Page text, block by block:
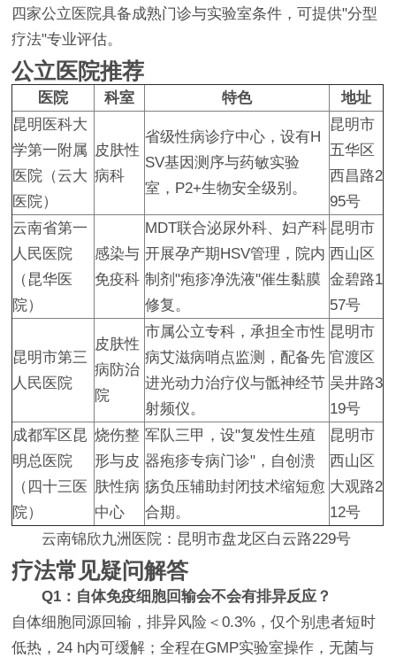
四家公立医院具备成熟门诊与实验室条件，可提供"分型
疗法"专业评估。
公立医院推荐
医院 科室 特色
地址
昆明医科大
学第一附属
医院（云大
医院）
皮肤性
病科
省级性病诊疗中心，设有H
SV基因测序与药敏实验
室，P2+生物安全级别。
昆明市
五华区
西昌路2
95号
云南省第一
人民医院
（昆华医
院）
感染与
免疫科
MDT联合泌尿外科、妇产科
开展孕产期HSV管理，院内
制剂"疱疹净洗液"催生黏膜
修复。
昆明市
西山区
金碧路1
57号
昆明市第三
人民医院
皮肤性
病防治
院
市属公立专科，承担全市性
病艾滋病哨点监测，配备先
进光动力治疗仪与骶神经节
射频仪。
昆明市
官渡区
吴井路3
19号
成都军区昆
明总医院
（四十三医
院）
烧伤整
形与皮
肤性病
中心
军队三甲，设"复发性生殖
器疱疹专病门诊"，自创溃
疡负压辅助封闭技术缩短愈
合期。
昆明市
西山区
大观路2
12号
云南锦欣九洲医院：昆明市盘龙区白云路229号
疗法常见疑问解答
Q1：自体免疫细胞回输会不会有排异反应？
自体细胞同源回输，排异风险＜0.3%，仅个别患者短时
低热，24 h内可缓解；全程在GMP实验室操作，无菌与